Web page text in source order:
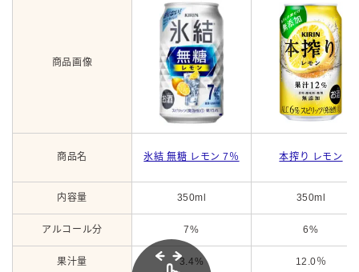
商品画像
商品名 氷結 無糖 レモン 7％ 本搾り レモン
内容量 350ml 350ml
アルコール分 7% 6%
果汁量 3.4% 12.0％